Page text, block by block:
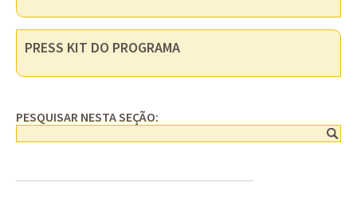
PRESS KIT DO PROGRAMA
PESQUISAR NESTA SEÇÃO: